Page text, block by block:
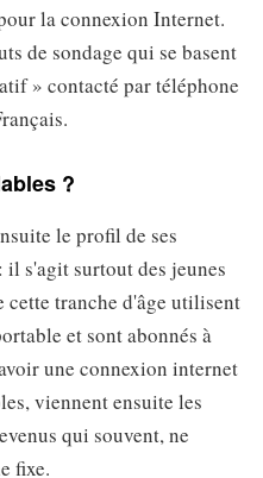
la connexion Internet.
de sondage qui se basent
» contacté par téléphone
?
le profil de ses
s'agit surtout des jeunes
cette tranche d'âge utilisent
et sont abonnés à
une connexion internet
viennent ensuite les
qui souvent, ne
fixe.